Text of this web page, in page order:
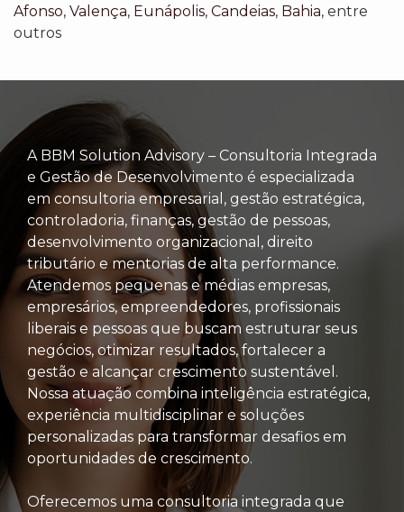
Afonso, Valença, Eunápolis, Candeias, Bahia, entre
outros
A BBM Solution Advisory – Consultoria Integrada
e Gestão de Desenvolvimento é especializada
em consultoria empresarial, gestão estratégica,
controladoria, finanças, gestão de pessoas,
desenvolvimento organizacional, direito
tributário e mentorias de alta performance.
Atendemos pequenas e médias empresas,
empresários, empreendedores, profissionais
liberais e pessoas que buscam estruturar seus
negócios, otimizar resultados, fortalecer a
gestão e alcançar crescimento sustentável.
Nossa atuação combina inteligência estratégica,
experiência multidisciplinar e soluções
personalizadas para transformar desafios em
oportunidades de crescimento.
Oferecemos uma consultoria integrada que